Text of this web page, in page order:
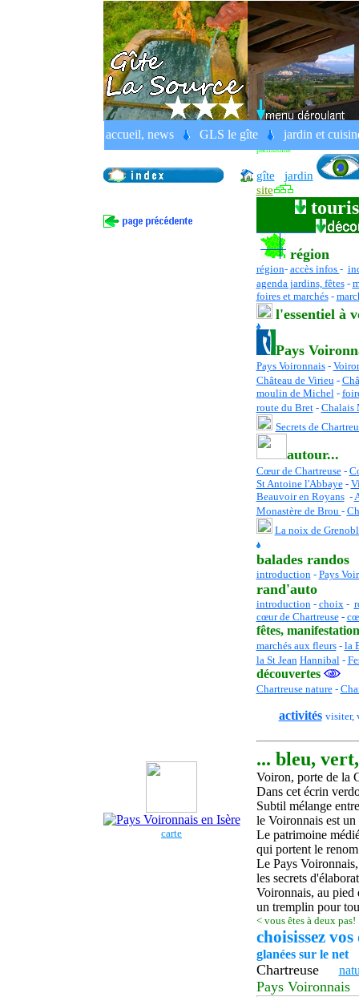
accueil, news GLS le gîte jardin et
Voiron
, porte de la
gîte rural, France, Alpes,
patrimoine
gîte
jardin
site
région
région- accès infos -
agenda jardins, fêtes -
foires et marchés-
l'essentiel à
Pays
Pays Voironnais-
Château de Virieu-
moulin de Michel-
route du Bret- Chalais
Secrets de
autour...
Cœur de Chartreuse- C
St Antoine l'Abbaye-
Beauvoir en Royans-
Monastère de Brou -
La noix de
balades randos
introduction - Pays
rand'auto
introduction- choix-
cœur de Chartreuse-
fêtes,
marchés aux fleurs- la
la St Jean Hannibal-
découvertes
Chartreuse nature-
activités visiter,
carte
... bleu, vert
Voiron, porte de la
Dans cet écrin
Subtil mélange
le Voironnais est
Le patrimoine
qui portent le
Le Pays
les secrets
Voironnais, au pied
un tremplin pour
< vous êtes à deux pas!
choisissez
glanées sur le net
Chartreuse
Pays Voironnais